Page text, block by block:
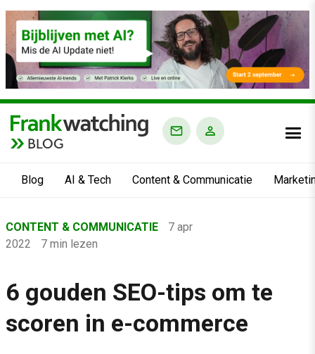
BLOG
Blog AI & Tech Content & Communicatie
›
Content & Communicatie
›
CONTENT & COMMUNICATIE
7 apr
2022
7 min lezen
6 gouden SEO-tips om te
scoren in e-commerce